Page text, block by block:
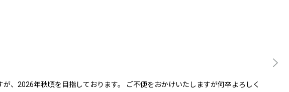
2026年秋頃を目指しております。 ご不便をおかけいたしますが何卒よろしく